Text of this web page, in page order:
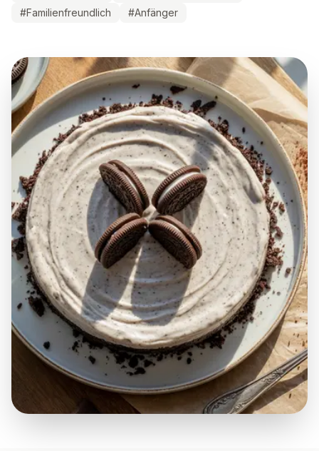
#Familienfreundlich #Anfänger